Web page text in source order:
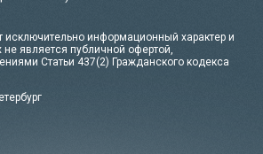
исключительно информационный характер и
не является публичной офертой,
Статьи 437(2) Гражданского кодекса